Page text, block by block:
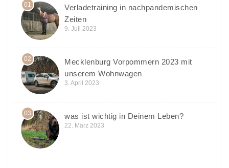
01
Verladetraining in nachpandemischen
Zeiten
9. Juli 2023
02
Mecklenburg Vorpommern 2023 mit
unserem Wohnwagen
3. April 2023
03 was ist wichtig in Deinem Leben?
22. März 2023